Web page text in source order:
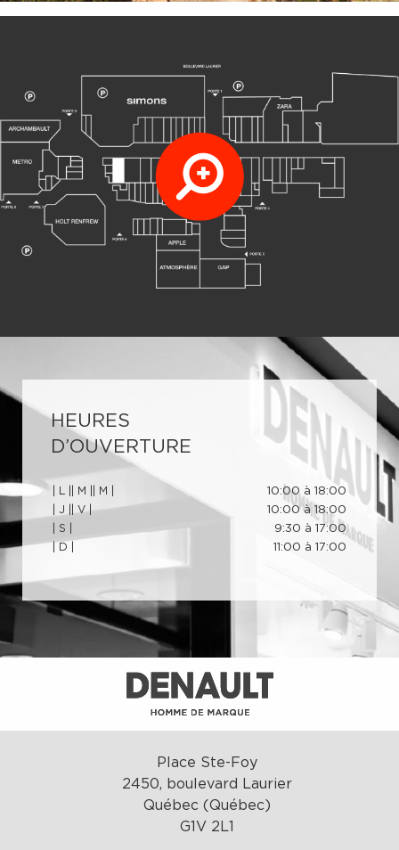
HEURES
D’OUVERTURE
| M | | M | 10:00 à 18:00
| J | | V | 10:00 à 18:00
| S | 9:30 à 17:00
| D | 11:00 à 17:00
Place Ste-Foy
2450, boulevard Laurier
Québec (Québec)
G1V 2L1